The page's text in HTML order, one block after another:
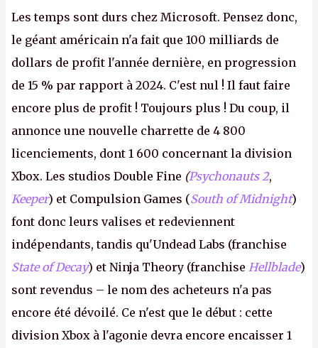
Les temps sont durs chez Microsoft. Pensez donc,
le géant américain n'a fait que 100 milliards de
dollars de profit l'année dernière, en progression
de 15 % par rapport à 2024. C'est nul ! Il faut faire
encore plus de profit ! Toujours plus ! Du coup, il
annonce une nouvelle charrette de 4 800
licenciements, dont 1 600 concernant la division
Xbox. Les studios Double Fine (Psychonauts 2,
Keeper) et Compulsion Games (South of Midnight)
font donc leurs valises et redeviennent
indépendants, tandis qu'Undead Labs (franchise
State of Decay) et Ninja Theory (franchise Hellblade)
sont revendus – le nom des acheteurs n'a pas
encore été dévoilé. Ce n'est que le début : cette
division Xbox à l'agonie devra encore encaisser 1